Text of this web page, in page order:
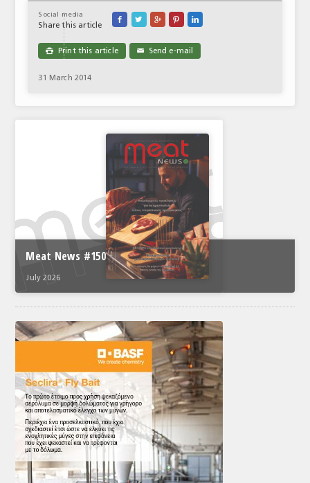
Social media
Share this article
    
 Print this article ✉ Send e-mail
31 March 2014
Meat News #150
July 2026